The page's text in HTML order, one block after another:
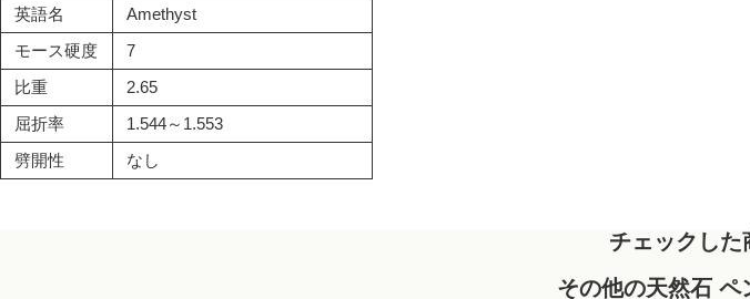
英語名
Amethyst
モース硬度
7
比重
2.65
屈折率
1.544～1.553
劈開性
なし
チェックした
その他の天然石 ペ